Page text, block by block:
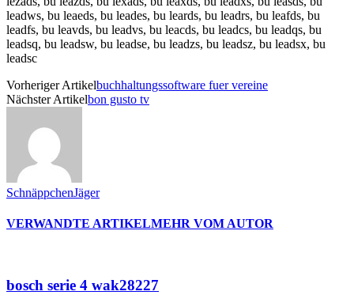
leadws, bu leaeds, bu leades, bu leards, bu leadrs, bu leafds, bu
leadfs, bu leavds, bu leadvs, bu leacds, bu leadcs, bu leadqs, bu
leadsq, bu leadsw, bu leadse, bu leadzs, bu leadsz, bu leadsx, bu
leadsc
Vorheriger Artikelbuchhaltungssoftware fuer vereine
Nächster Artikelbon gusto tv
SchnäppchenJäger
VERWANDTE ARTIKELMEHR VOM AUTOR
bosch serie 4 wak28227